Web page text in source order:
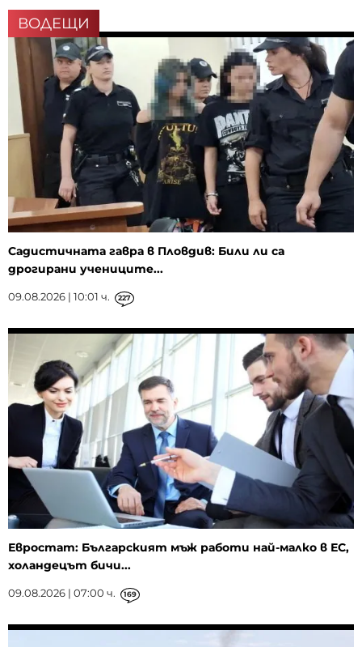
ВОДЕЩИ
Садистичната гавра в Пловдив: Били ли са
дрогирани учениците...
09.08.2026 | 10:01 ч. 227
Евростат: Българският мъж работи най-малко в ЕС,
холандецът бичи...
09.08.2026 | 07:00 ч. 169